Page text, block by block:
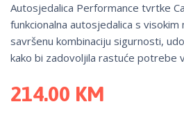
Autosjedalica Performance tvrtke
funkcionalna autosjedalica s visokim
savršenu kombinaciju sigurnosti,
kako bi zadovoljila rastuće potrebe
214.00 KM